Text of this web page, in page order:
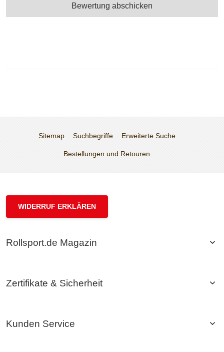
Bewertung abschicken
Sitemap Suchbegriffe Erweiterte Suche
Bestellungen und Retouren
WIDERRUF ERKLÄREN
Rollsport.de Magazin
Zertifikate & Sicherheit
Kunden Service